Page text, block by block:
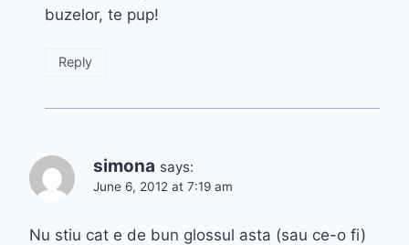
buzelor, te pup!
Reply
simona says:
June 6, 2012 at 7:19 am
Nu stiu cat e de bun glossul asta (sau ce-o fi)